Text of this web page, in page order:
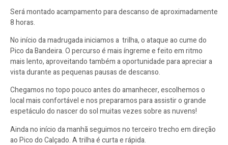
Será montado acampamento para descanso de aproximadamente
8 horas.
No início da madrugada iniciamos a trilha, o ataque ao cume do
Pico da Bandeira. O percurso é mais íngreme e feito em ritmo
mais lento, aproveitando também a oportunidade para apreciar a
vista durante as pequenas pausas de descanso.
Chegamos no topo pouco antes do amanhecer, escolhemos o
local mais confortável e nos preparamos para assistir o grande
espetáculo do nascer do sol muitas vezes sobre as nuvens!
Ainda no início da manhã seguimos no terceiro trecho em direção
ao Pico do Calçado. A trilha é curta e rápida.